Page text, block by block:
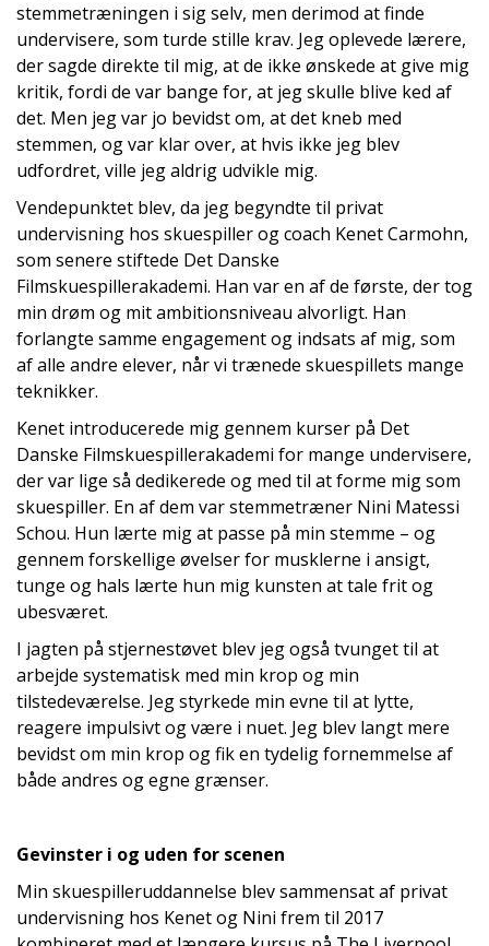
stemmetræningen i sig selv, men derimod at finde
undervisere, som turde stille krav. Jeg oplevede lærere,
der sagde direkte til mig, at de ikke ønskede at give mig
kritik, fordi de var bange for, at jeg skulle blive ked af
det. Men jeg var jo bevidst om, at det kneb med
stemmen, og var klar over, at hvis ikke jeg blev
udfordret, ville jeg aldrig udvikle mig.
Vendepunktet blev, da jeg begyndte til privat
undervisning hos skuespiller og coach Kenet Carmohn,
som senere stiftede Det Danske
Filmskuespillerakademi. Han var en af de første, der tog
min drøm og mit ambitionsniveau alvorligt. Han
forlangte samme engagement og indsats af mig, som
af alle andre elever, når vi trænede skuespillets mange
teknikker.
Kenet introducerede mig gennem kurser på Det
Danske Filmskuespillerakademi for mange undervisere,
der var lige så dedikerede og med til at forme mig som
skuespiller. En af dem var stemmetræner Nini Matessi
Schou. Hun lærte mig at passe på min stemme – og
gennem forskellige øvelser for musklerne i ansigt,
tunge og hals lærte hun mig kunsten at tale frit og
ubesværet.
I jagten på stjernestøvet blev jeg også tvunget til at
arbejde systematisk med min krop og min
tilstedeværelse. Jeg styrkede min evne til at lytte,
reagere impulsivt og være i nuet. Jeg blev langt mere
bevidst om min krop og fik en tydelig fornemmelse af
både andres og egne grænser.
Gevinster i og uden for scenen
Min skuespilleruddannelse blev sammensat af privat
undervisning hos Kenet og Nini frem til 2017